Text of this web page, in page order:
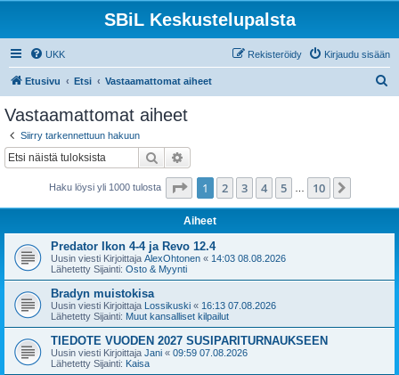
SBiL Keskustelupalsta
UKK Kirjaudu sisään
Rekisteröidy
Etusivu Etsi Vastaamattomat aiheet
Vastaamattomat aiheet
Siirry tarkennettuun hakuun
Etsi
Haku löysi yli 1000 tulosta Sivu /10
1 2 3 4 5 10
Aiheet
Predator Ikon 4-4 ja Revo 12.4
Uusin viesti Kirjoittaja AlexOhtonen « 14:03 08.08.2026
Lähetetty Sijainti: Osto & Myynti
Bradyn muistokisa
Uusin viesti Kirjoittaja Lossikuski « 16:13 07.08.2026
Lähetetty Sijainti: Muut kansalliset kilpailut
TIEDOTE VUODEN 2027 SUSIPARITURNAUKSEEN
Uusin viesti Kirjoittaja Jani « 09:59 07.08.2026
Lähetetty Sijainti: Kaisa